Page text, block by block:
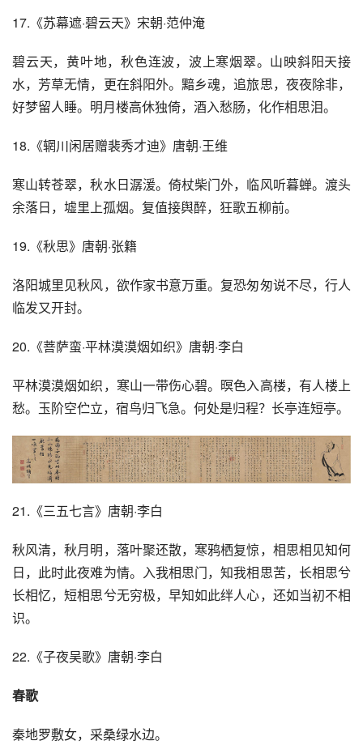
17.《苏幕遮·碧云天》宋朝·范仲淹
碧云天，黄叶地，秋色连波，波上寒烟翠。山映斜阳天接
水，芳草无情，更在斜阳外。黯乡魂，追旅思，夜夜除非，
好梦留人睡。明月楼高休独倚，酒入愁肠，化作相思泪。
18.《辋川闲居赠裴秀才迪》唐朝·王维
寒山转苍翠，秋水日潺湲。倚杖柴门外，临风听暮蝉。渡头
余落日，墟里上孤烟。复值接舆醉，狂歌五柳前。
19.《秋思》唐朝·张籍
洛阳城里见秋风，欲作家书意万重。复恐匆匆说不尽，行人
临发又开封。
20.《菩萨蛮·平林漠漠烟如织》唐朝·李白
平林漠漠烟如织，寒山一带伤心碧。暝色入高楼，有人楼上
愁。玉阶空伫立，宿鸟归飞急。何处是归程？长亭连短亭。
21.《三五七言》唐朝·李白
秋风清，秋月明，落叶聚还散，寒鸦栖复惊，相思相见知何
日，此时此夜难为情。入我相思门，知我相思苦，长相思兮
长相忆，短相思兮无穷极，早知如此绊人心，还如当初不相
识。
22.《子夜吴歌》唐朝·李白
春歌
秦地罗敷女，采桑绿水边。